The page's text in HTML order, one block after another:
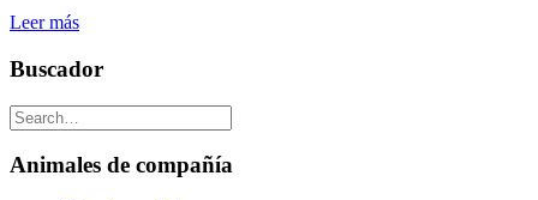
Leer más
Buscador
Animales de compañía